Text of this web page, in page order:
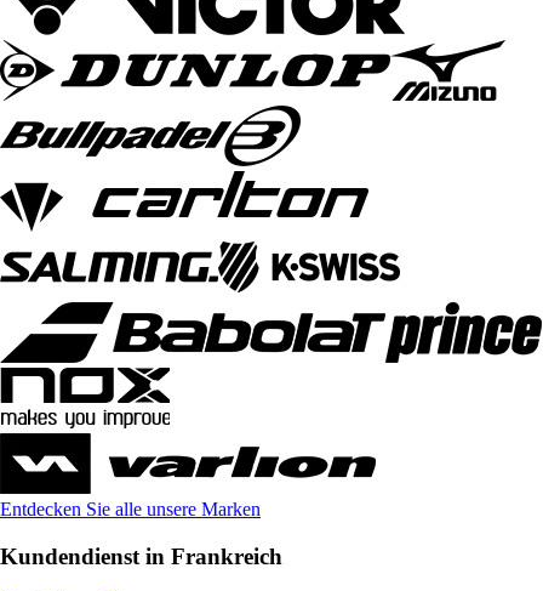
Entdecken Sie alle unsere Marken
Kundendienst in Frankreich